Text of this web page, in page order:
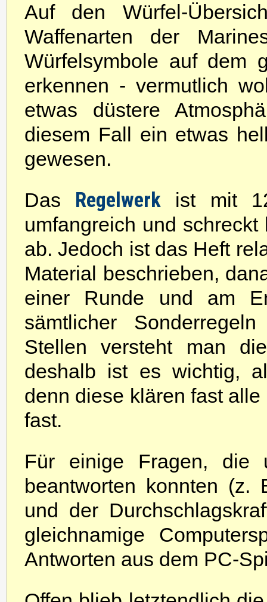
Auf den Würfel-
Waffenarten der
Würfelsymbole auf dem
erkennen - vermutlich
etwas düstere
diesem Fall ein etwas
gewesen.
Das Regelwerk ist mit
umfangreich und
ab. Jedoch ist das Heft
Material beschrieben,
einer Runde und am
sämtlicher
Stellen versteht man
deshalb ist es wichtig,
denn diese klären fast
fast.
Für einige Fragen, die
beantworten konnten (z.
und der
gleichnamige
Antworten aus dem PC-